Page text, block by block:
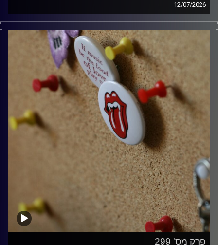
12/07/2026
קלאסיקות רוק עם אורן הוף.
włodi
פרק מס' 299